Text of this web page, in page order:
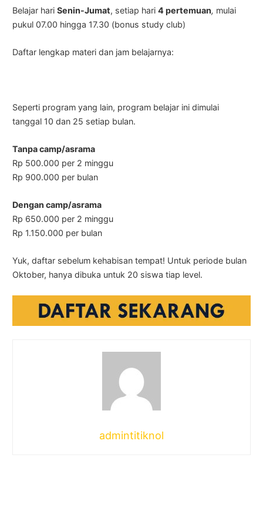
Belajar hariSenin-Jumat, setiap hari4 pertemuan, mulai
pukul 07.00 hingga 17.30 (bonus study club)
Daftar lengkap materi dan jam belajarnya:
Seperti program yang lain, program belajar ini dimulai
tanggal 10 dan 25 setiap bulan.
Tanpa camp/asrama
Rp 500.000 per 2 minggu
Rp 900.000 per bulan
Dengan camp/asrama
Rp 650.000 per 2 minggu
Rp 1.150.000 per bulan
Yuk, daftar sebelum kehabisan tempat! Untuk periode bulan
Oktober, hanya dibuka untuk 20 siswa tiap level.
admintitiknol